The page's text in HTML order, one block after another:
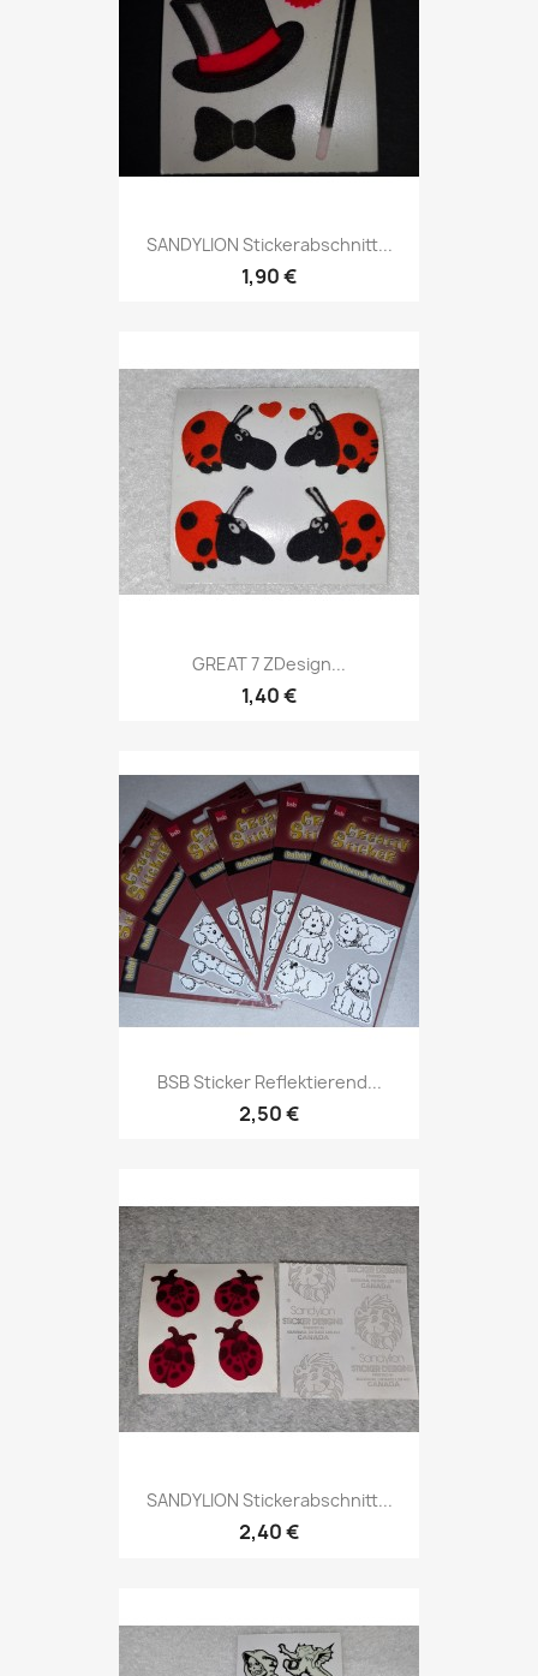
SANDYLION Stickerabschnitt...
1,90 €
GREAT 7 ZDesign...
1,40 €
BSB Sticker Reflektierend...
2,50 €
SANDYLION Stickerabschnitt...
2,40 €